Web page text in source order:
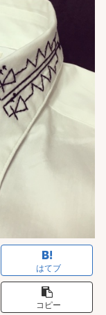
はてブ
コピー